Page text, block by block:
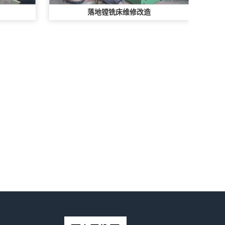
落地镗铣床维修改造